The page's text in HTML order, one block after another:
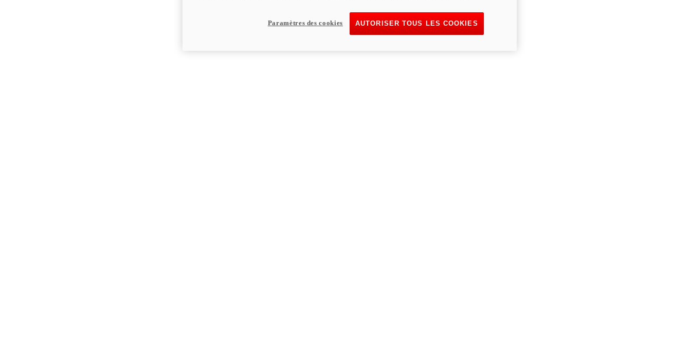
AUTORISER TOUS LES COOKIES
Paramètres des cookies